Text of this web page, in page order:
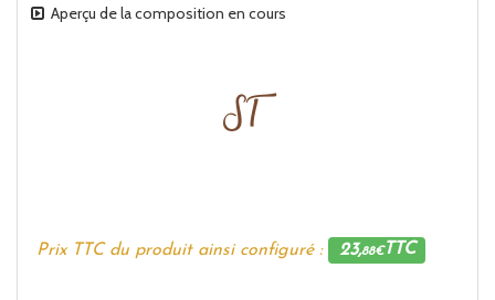
Aperçu de la composition en cours
Prix TTC du produit ainsi configuré : 23,88€TTC